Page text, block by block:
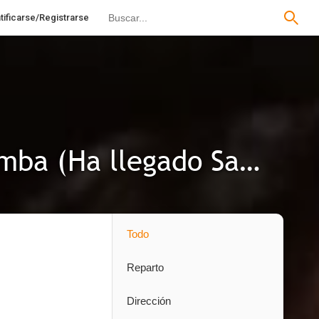
Registrarse
Vende la pistola y cómprate la tumba (Ha llegado Sartana)
Todo
Reparto
Dirección